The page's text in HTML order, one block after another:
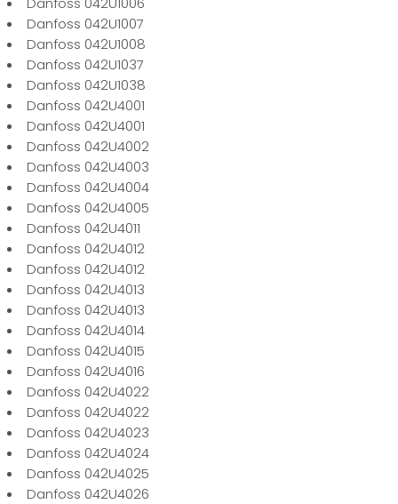
Danfoss 042U1007
Danfoss 042U1008
Danfoss 042U1037
Danfoss 042U1038
Danfoss 042U4001
Danfoss 042U4001
Danfoss 042U4002
Danfoss 042U4003
Danfoss 042U4004
Danfoss 042U4005
Danfoss 042U4011
Danfoss 042U4012
Danfoss 042U4012
Danfoss 042U4013
Danfoss 042U4013
Danfoss 042U4014
Danfoss 042U4015
Danfoss 042U4016
Danfoss 042U4022
Danfoss 042U4022
Danfoss 042U4023
Danfoss 042U4024
Danfoss 042U4025
Danfoss 042U4026